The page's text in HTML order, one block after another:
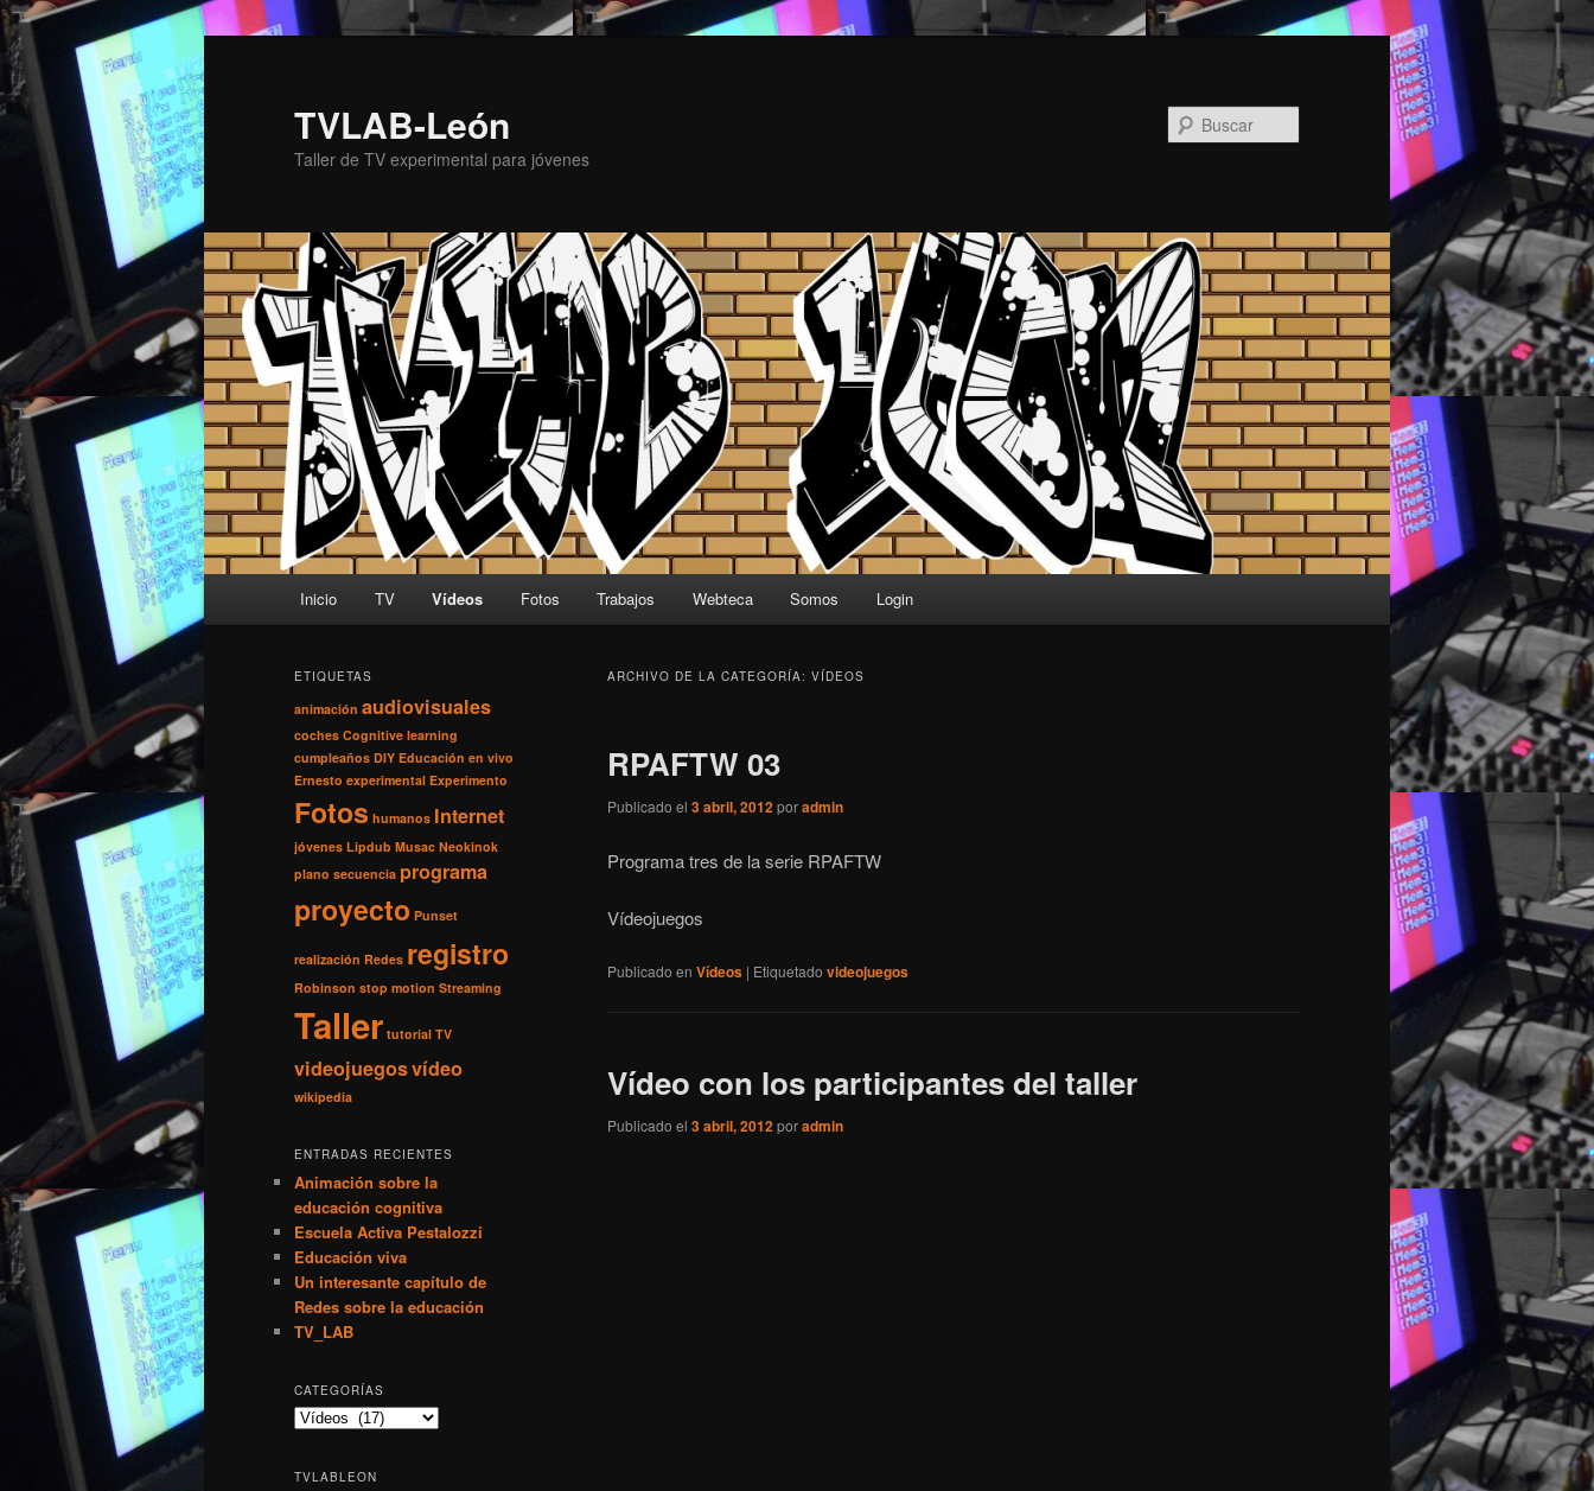
TVLAB-León
Taller de TV experimental para jóvenes
Ir al contenido principal
Ir al contenido secundario
Inicio TV Vídeos Fotos Trabajos Webteca Somos Login
ARCHIVO DE LA CATEGORÍA: VÍDEOS
RPAFTW 03
Publicado el 3 abril, 2012poradmin
Programa tres de la serie RPAFTW
Vídeojuegos
Publicado en Vídeos | Etiquetado videojuegos
Vídeo con los participantes del taller
Publicado el 3 abril, 2012poradmin
ETIQUETAS
animación audiovisuales
coches Cognitive learning
cumpleaños DIY Educación en vivo
Ernesto experimental Experimento
Fotos humanos Internet
jóvenes Lipdub Musac Neokinok
plano secuencia programa
proyecto Punset
realización Redes registro
Robinson stop motion Streaming
Taller tutorial TV
videojuegosvídeo
wikipedia
ENTRADAS RECIENTES
Animación sobre la
educación cognitiva
Escuela Activa Pestalozzi
Educación viva
Un interesante capítulo de
Redes sobre la educación
TV_LAB
CATEGORÍAS
TVLABLEON